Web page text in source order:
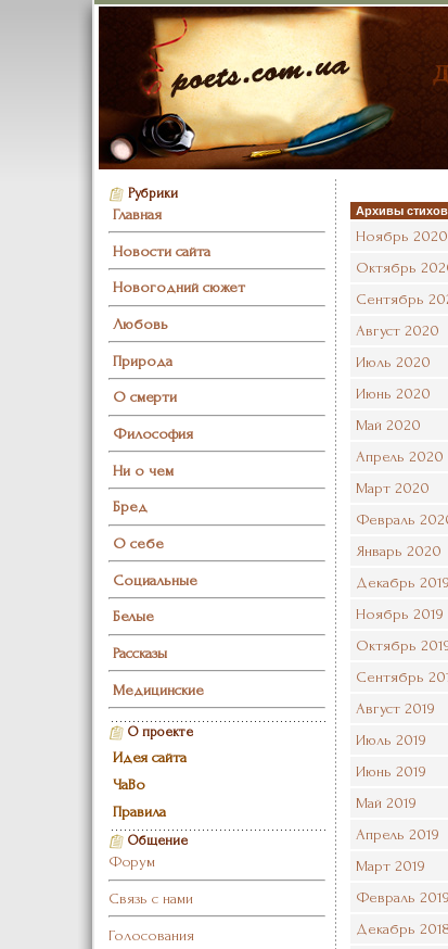
Рубрики
Главная
Новости сайта
Новогодний сюжет
Любовь
Природа
О смерти
Философия
Ни о чем
Бред
О себе
Социальные
Белые
Рассказы
Медицинские
О проекте
Идея сайта
ЧаВо
Правила
Общение
Форум
Связь с нами
Голосования
Архивы стихов
Ноябрь 2020
Октябрь
Сентябрь
Август 2020
Июль 2020
Июнь 2020
Май 2020
Апрель 2020
Март 2020
Февраль
Январь 2020
Декабрь 2019
Ноябрь 2019
Октябрь
Сентябрь
Август 2019
Июль 2019
Июнь 2019
Май 2019
Апрель 2019
Март 2019
Февраль 2019
Декабрь